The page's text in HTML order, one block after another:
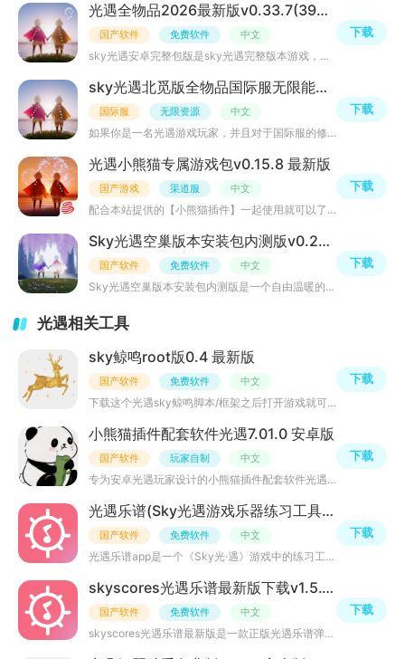
光遇全物品2026最新版v0.33.7(394009) 他人可见
国产软件 免费软件 中文
sky光遇安卓完整包版是sky光遇完整版本游戏，已支持中文，作为网易旗下一款画风温暖的治愈系游戏，在这里你
下载
sky光遇北觅版全物品国际服无限能量0.33.7(394009)最新版
国际服 无限资源 中文
如果你是一名光遇游戏玩家，并且对于国际服的修改版本有所了解的话那么你一定有听说过【光遇全物品北觅】版
下载
光遇小熊猫专属游戏包v0.15.8 最新版
国产游戏 渠道服 中文
配合本站提供的【小熊猫插件】一起使用就可以了，更多版本渠道服大家直接在网盘获取，目前仅支持安卓版，并
下载
Sky光遇空巢版本安装包内测版v0.28.6 (315083)白鸟版
国产软件 免费软件 中文
Sky光遇空巢版本安装包内测版是一个自由温暖的游戏，你将在这里开启一段治愈之旅，一个温暖的社交冒险，你将
下载
光遇相关工具
sky鲸鸣root版0.4 最新版
国产软件 免费软件 中文
下载这个光遇sky鲸鸣脚本/框架之后打开游戏就可以了，游戏版本大家自己在应用商店搜索下载就行了，安卓各个
下载
小熊猫插件配套软件光遇7.01.0 安卓版
国产软件 玩家自制 中文
专为安卓光遇玩家设计的小熊猫插件配套软件光遇7.0，不过需要注意的是，有用户反馈是会被检测到的，功能很多
下载
光遇乐谱(Sky光遇游戏乐器练习工具)v1.5.10最新版
国产软件 免费软件 中文
光遇乐谱app是一个《Sky光·遇》游戏中的练习工具，是陈星汉先生根据《Sky光·遇》游戏进行制作，让你从小白
下载
skyscores光遇乐谱最新版下载v1.5.10安卓正版
国产软件 免费软件 中文
skyscores光遇乐谱最新版是一款正版光遇乐谱弹琴软件，里面拥有各种键盘类型、乐器音效、乐谱同步显示、乐谱
下载